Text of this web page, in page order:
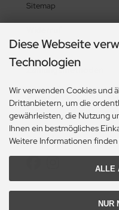
Sitemap
Zahlungsmethoden
Social Media
Diese Webseite
Technologien
Wir verwenden Cookies und
Drittanbietern, um die
gewährleisten, die Nutzung
Ihnen ein bestmögliches
Weitere Informationen
ALLE
NUR